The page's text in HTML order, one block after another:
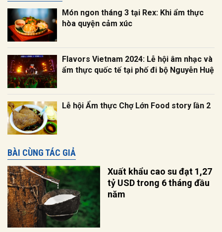
Món ngon tháng 3 tại Rex: Khi ẩm thực
hòa quyện cảm xúc
Flavors Vietnam 2024: Lễ hội âm nhạc và
ẩm thực quốc tế tại phố đi bộ Nguyễn Huệ
Lễ hội Ẩm thực Chợ Lớn Food story lần 2
BÀI CÙNG TÁC GIẢ
Xuất khẩu cao su đạt 1,27
tỷ USD trong 6 tháng đầu
năm